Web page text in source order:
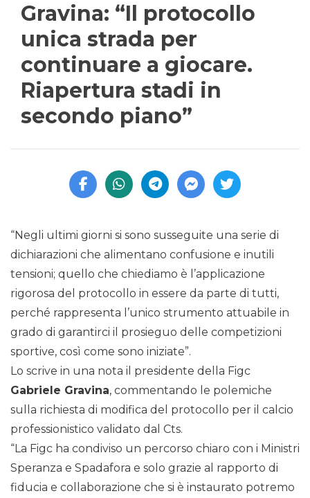
Gravina: “Il protocollo
unica strada per
continuare a giocare.
Riapertura stadi in
secondo piano”
“Negli ultimi giorni si sono susseguite una serie di
dichiarazioni che alimentano confusione e inutili
tensioni; quello che chiediamo è l’applicazione
rigorosa del protocollo in essere da parte di tutti,
perché rappresenta l’unico strumento attuabile in
grado di garantirci il prosieguo delle competizioni
sportive, così come sono iniziate”.
Lo scrive in una nota il presidente della Figc
Gabriele Gravina, commentando le polemiche
sulla richiesta di modifica del protocollo per il calcio
professionistico validato dal Cts.
“La Figc ha condiviso un percorso chiaro con i Ministri
Speranza e Spadafora e solo grazie al rapporto di
fiducia e collaborazione che si è instaurato potremo